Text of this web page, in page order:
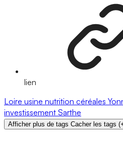
lien
Loire usine nutrition céréales
investissement Sarthe
Afficher plus de tags Cacher les tags (